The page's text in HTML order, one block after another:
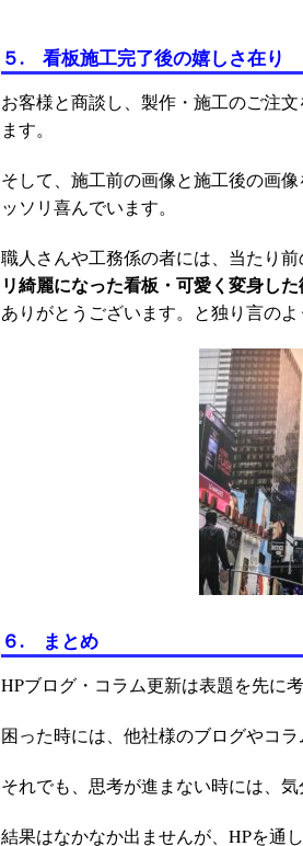
５. 看板施工完了後の嬉しさ在り
お客様と商談し、製作・施工のご注
ます。
そして、施工前の画像と施工後の画
ッソリ喜んでいます。
職人さんや工務係の者には、当たり
リ綺麗になった看板・可愛く変身した
ありがとうございます。と独り言のよ
６. まとめ
HPブログ・コラム更新は表題を先に
困った時には、他社様のブログやコ
それでも、思考が進まない時には、気
結果はなかなか出ませんが、HPを通